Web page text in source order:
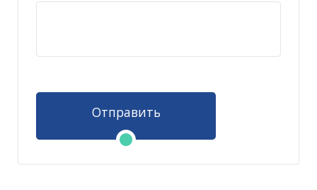
Отправить